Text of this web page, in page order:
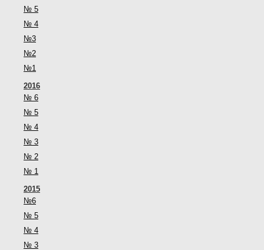
№ 5
№ 4
№3
№2
№1
2016
№ 6
№ 5
№ 4
№ 3
№ 2
№ 1
2015
№6
№ 5
№ 4
№ 3